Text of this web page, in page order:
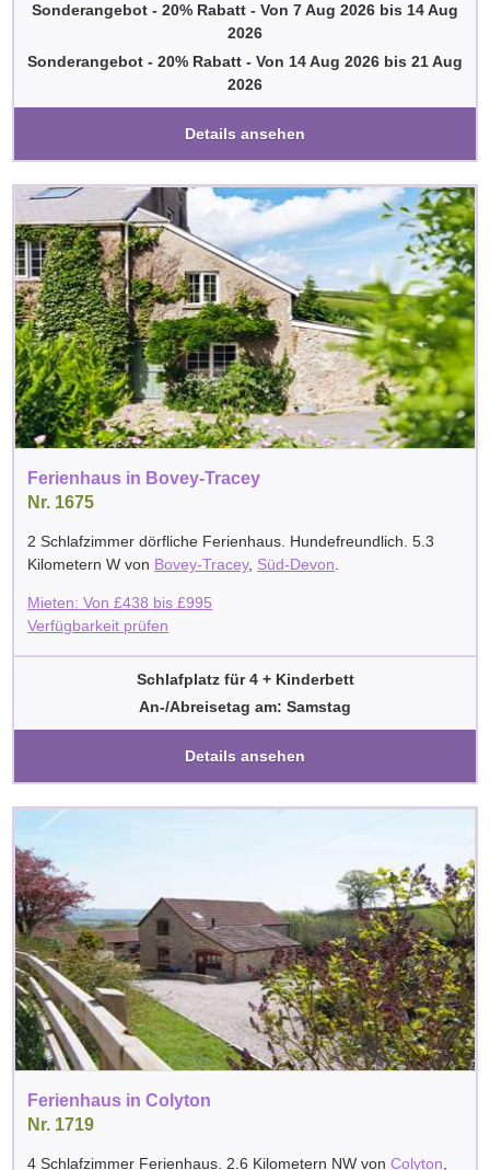
Sonderangebot - 20% Rabatt - Von 7 Aug 2026 bis 14 Aug
2026
Sonderangebot - 20% Rabatt - Von 14 Aug 2026 bis 21 Aug
2026
Details ansehen
Ferienhaus in Bovey-Tracey
Nr. 1675
2 Schlafzimmer dörfliche Ferienhaus. Hundefreundlich. 5.3
Kilometern W von Bovey-Tracey, Süd-Devon
Mieten: Von£438 bis£995
Verfügbarkeit prüfen
Schlafplatz für 4 + Kinderbett
An-/Abreisetag am: Samstag
Details ansehen
Ferienhaus in Colyton
Nr. 1719
4 Schlafzimmer Ferienhaus. 2.6 Kilometern NW vonColyton